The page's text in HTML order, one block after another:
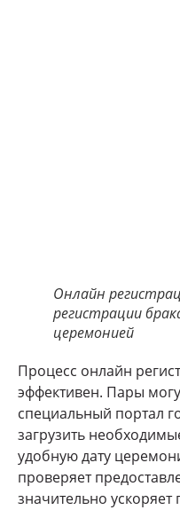
Онлайн
регистрации
церемонией
Процесс онлайн
эффективен. Пары
специальный портал
загрузить
удобную дату
проверяет
значительно ускоряет